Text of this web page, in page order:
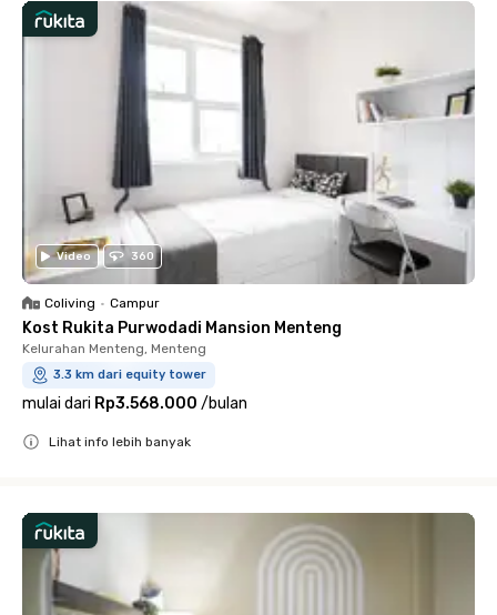
Video 360
Coliving • Campur
Kost Rukita Purwodadi Mansion Menteng
Kelurahan Menteng, Menteng
3.3 km dari equity tower
mulai dari Rp3.568.000 /bulan
Lihat info lebih banyak